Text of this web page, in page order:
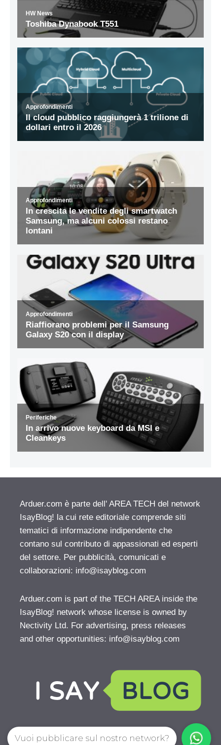
Arduer.com è parte dell' AREA TECH del network
IsayBlog! la cui rete editoriale comprende siti
tematici di informazione indipendente che
contano sul contributo di appassionati ed esperti
del settore. Per pubblicità, comunicati e
collaborazioni: info@isayblog.com
Arduer.com is part of the TECH AREA inside the
IsayBlog! network whose license is owned by
Nectivity Ltd. For advertising, press releases
and other opportunities: info@isayblog.com
Vuoi pubblicare sul nostro network?